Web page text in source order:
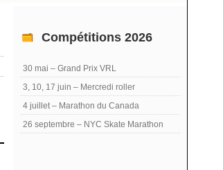
Compétitions 2026
30 mai – Grand Prix VRL
3, 10, 17 juin – Mercredi roller
4 juillet – Marathon du Canada
26 septembre – NYC Skate Marathon